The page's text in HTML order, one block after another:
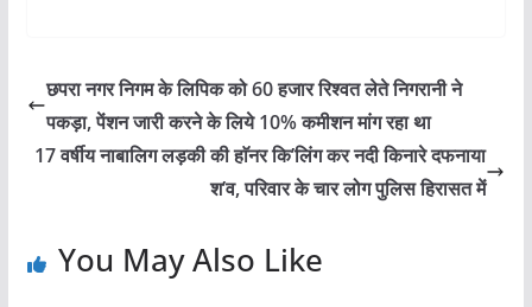
छपरा नगर निगम के लिपिक को 60 हजार रिश्वत लेते निगरानी ने
पकड़ा, पेंशन जारी करने के लिये 10% कमीशन मांग रहा था
17 वर्षीय नाबालिग लड़की की हाॅनर कि’लिंग कर नदी किनारे दफनाया
श’व, परिवार के चार लोग पुलिस हिरासत में
You May Also Like